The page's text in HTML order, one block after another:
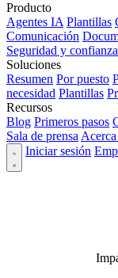
Producto
Agentes IA Plantillas
Comunicación
Seguridad y confianza
Soluciones
Resumen Por puesto
necesidad Plantillas
Recursos
Blog Primeros pasos
Sala de prensa
Iniciar sesión